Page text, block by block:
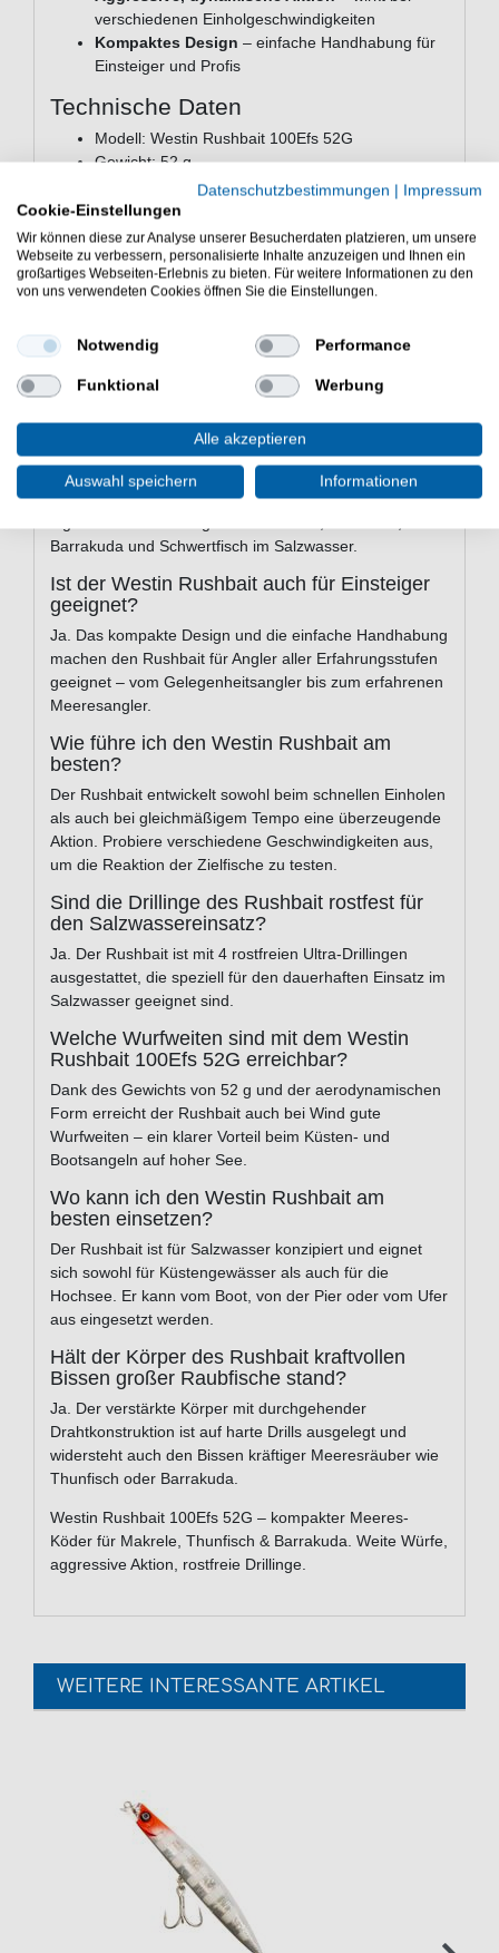
verschiedenen Einholgeschwindigkeiten
Kompaktes Design – einfache Handhabung für
Einsteiger und Profis
Technische Daten
Modell: Westin Rushbait 100Efs 52G
Gewicht: 52 g
Länge: 100 mm
Haken: 4X Ultra-Drillinge, rostfrei
Körperkonstruktion: Durchgehende
Drahtkonstruktion
Einsatzbereich: Salzwasser
Lieferumfang: 1 Köder in einer gewählten Farbe
Häufige Fragen zum Westin Rushbait
100Efs 52G
Für welche Zielfische eignet sich der Westin
Rushbait 100Efs 52G?
Der Rushbait ist auf Meeresraubfische ausgelegt. Er
Barrakuda und Schwertfisch im Salzwasser.
Ist der Westin Rushbait auch für Einsteiger
geeignet?
Ja. Das kompakte Design und die einfache Handhabung
machen den Rushbait für Angler aller Erfahrungsstufen
geeignet – vom Gelegenheitsangler bis zum erfahrenen
Meeresangler.
Wie führe ich den Westin Rushbait am
besten?
Der Rushbait entwickelt sowohl beim schnellen Einholen
als auch bei gleichmäßigem Tempo eine überzeugende
Aktion. Probiere verschiedene Geschwindigkeiten aus,
um die Reaktion der Zielfische zu testen.
Sind die Drillinge des Rushbait rostfest für
den Salzwassereinsatz?
Ja. Der Rushbait ist mit 4 rostfreien Ultra-Drillingen
ausgestattet, die speziell für den dauerhaften Einsatz im
Salzwasser geeignet sind.
Welche Wurfweiten sind mit dem Westin
Rushbait 100Efs 52G erreichbar?
Dank des Gewichts von 52 g und der aerodynamischen
Form erreicht der Rushbait auch bei Wind gute
Wurfweiten – ein klarer Vorteil beim Küsten- und
Bootsangeln auf hoher See.
Wo kann ich den Westin Rushbait am
besten einsetzen?
Der Rushbait ist für Salzwasser konzipiert und eignet
sich sowohl für Küstengewässer als auch für die
Hochsee. Er kann vom Boot, von der Pier oder vom Ufer
aus eingesetzt werden.
Hält der Körper des Rushbait kraftvollen
Bissen großer Raubfische stand?
Ja. Der verstärkte Körper mit durchgehender
Drahtkonstruktion ist auf harte Drills ausgelegt und
widersteht auch den Bissen kräftiger Meeresräuber wie
Thunfisch oder Barrakuda.
Westin Rushbait 100Efs 52G – kompakter Meeres-
Köder für Makrele, Thunfisch & Barrakuda. Weite Würfe,
aggressive Aktion, rostfreie Drillinge.
WEITERE INTERESSANTE ARTIKEL
Datenschutzbestimmungen | Impressum
Cookie-Einstellungen
Wir können diese zur Analyse unserer Besucherdaten platzieren, um unsere
Webseite zu verbessern, personalisierte Inhalte anzuzeigen und Ihnen ein
großartiges Webseiten-Erlebnis zu bieten. Für weitere Informationen zu den
von uns verwendeten Cookies öffnen Sie die Einstellungen.
Notwendig Performance
Funktional Werbung
Alle akzeptieren
Auswahl speichern Informationen